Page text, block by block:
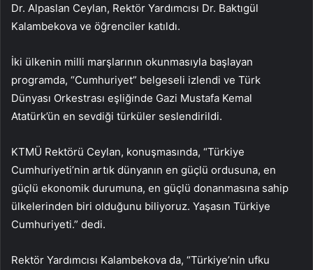
Dr. Alpaslan Ceylan, Rektör Yardımcısı Dr. Baktıgül
Kalambekova ve öğrenciler katıldı.
İki ülkenin milli marşlarının okunmasıyla başlayan
programda, “Cumhuriyet” belgeseli izlendi ve Türk
Dünyası Orkestrası eşliğinde Gazi Mustafa Kemal
Atatürk’ün en sevdiği türküler seslendirildi.
KTMÜ Rektörü Ceylan, konuşmasında, “Türkiye
Cumhuriyeti’nin artık dünyanın en güçlü ordusuna, en
güçlü ekonomik durumuna, en güçlü donanmasına sahip
ülkelerinden biri olduğunu biliyoruz. Yaşasın Türkiye
Cumhuriyeti.” dedi.
Rektör Yardımcısı Kalambekova da, “Türkiye’nin ufku